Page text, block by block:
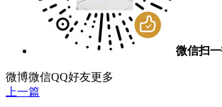
微信扫
微博微信QQ好友更多
上一篇